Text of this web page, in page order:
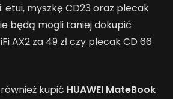
etui, myszkę CD23 oraz plecak
będą mogli taniej dokupić
AX2 za 49 zł czy plecak CD 66
kupić HUAWEI MateBook